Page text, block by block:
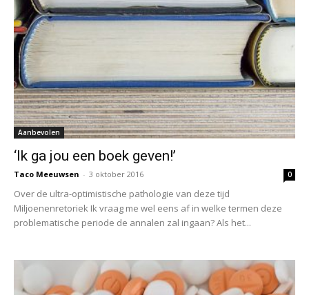
Aanbevolen
‘Ik ga jou een boek geven!’
Taco Meeuwsen - 3 oktober 2016 0
Over de ultra-optimistische pathologie van deze tijd
Miljoenenretoriek Ik vraag me wel eens af in welke termen deze
problematische periode de annalen zal ingaan? Als het...